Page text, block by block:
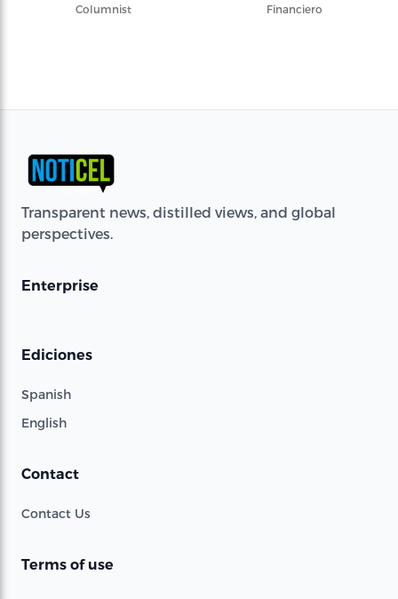
Columnist
Financiero
Transparent news, distilled views, and global
perspectives.
Enterprise
Ediciones
Spanish
English
Contact
Contact Us
Terms of use